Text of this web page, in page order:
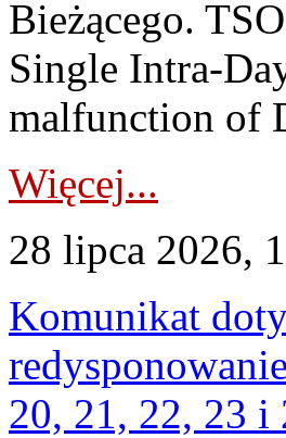
Bieżącego.
Single Intra-
malfunction of
Więcej...
28 lipca 2026,
Komunikat
20, 21, 22, 23 i